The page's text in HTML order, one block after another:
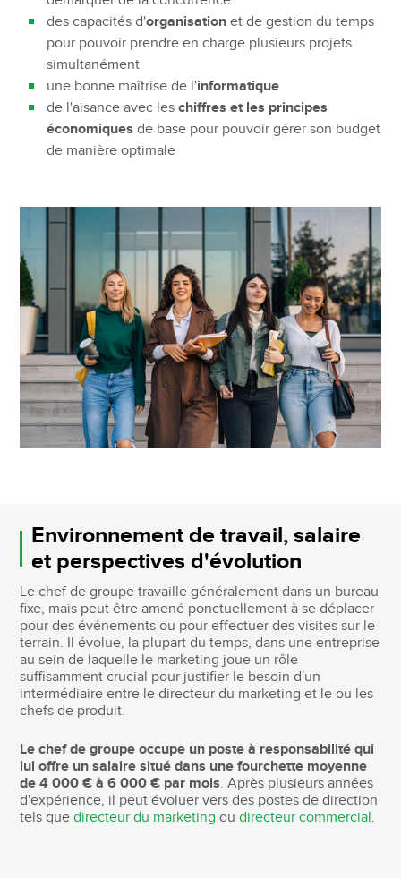
des capacités d'organisation et de gestion du temps
pour pouvoir prendre en charge plusieurs projets
simultanément
une bonne maîtrise de l'informatique
de l'aisance avec leschiffres et les principes
économiques de base pour pouvoir gérer son budget
de manière optimale
Environnement de travail, salaire
et perspectives d'évolution
Le chef de groupe travaille généralement dans un bureau
fixe, mais peut être amené ponctuellement à se déplacer
pour des événements ou pour effectuer des visites sur le
terrain. Il évolue, la plupart du temps, dans une entreprise
au sein de laquelle le marketing joue un rôle
suffisamment crucial pour justifier le besoin d'un
intermédiaire entre le directeur du marketing et le ou les
chefs de produit.
Le chef de groupe occupe un poste à responsabilité qui
lui offre un salaire situé dans une fourchette moyenne
de 4 000 € à 6 000 € par mois. Après plusieurs années
d'expérience, il peut évoluer vers des postes de direction
tels quedirecteur du marketing oudirecteur commercial.